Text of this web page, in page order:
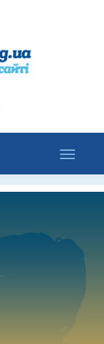
Toggle
navigation